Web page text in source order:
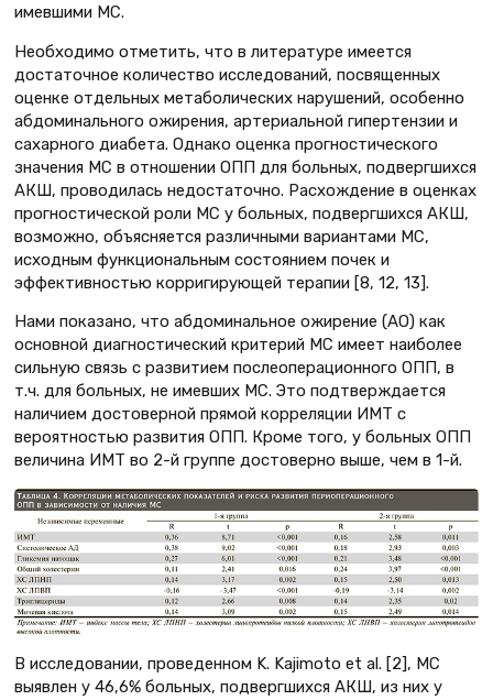
имевшими МС.
Необходимо отметить, что в литературе имеется
достаточное количество исследований, посвященных
оценке отдельных метаболических нарушений, особенно
абдоминального ожирения, артериальной гипертензии и
сахарного диабета. Однако оценка прогностического
значения МС в отношении ОПП для больных, подвергшихся
АКШ, проводилась недостаточно. Расхождение в оценках
прогностической роли МС у больных, подвергшихся АКШ,
возможно, объясняется различными вариантами МС,
исходным функциональным состоянием почек и
эффективностью корригирующей терапии [8, 12, 13].
Нами показано, что абдоминальное ожирение (АО) как
основной диагностический критерий МС имеет наиболее
сильную связь с развитием послеоперационного ОПП, в
т.ч. для больных, не имевших МС. Это подтверждается
наличием достоверной прямой корреляции ИМТ с
вероятностью развития ОПП. Кроме того, у больных ОПП
величина ИМТ во 2-й группе достоверно выше, чем в 1-й.
В исследовании, проведенном K. Kajimoto et al. [2], МС
выявлен у 46,6% больных, подвергшихся АКШ, из них у